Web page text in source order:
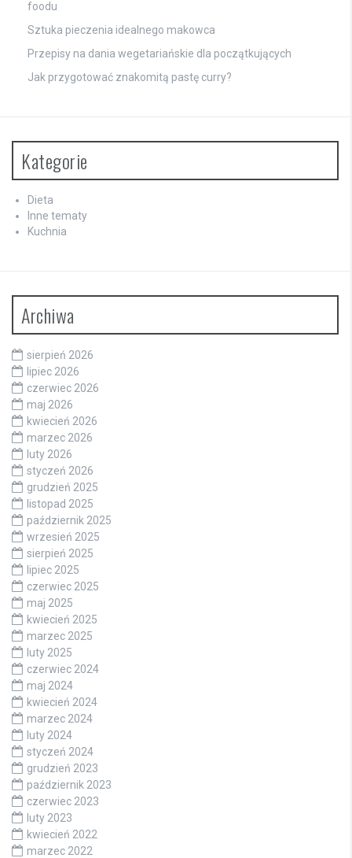
foodu
Sztuka pieczenia idealnego makowca
Przepisy na dania wegetariańskie dla początkujących
Jak przygotować znakomitą pastę curry?
Kategorie
Dieta
Inne tematy
Kuchnia
Archiwa
sierpień 2026
lipiec 2026
czerwiec 2026
maj 2026
kwiecień 2026
marzec 2026
luty 2026
styczeń 2026
grudzień 2025
listopad 2025
październik 2025
wrzesień 2025
sierpień 2025
lipiec 2025
czerwiec 2025
maj 2025
kwiecień 2025
marzec 2025
luty 2025
czerwiec 2024
maj 2024
kwiecień 2024
marzec 2024
luty 2024
styczeń 2024
grudzień 2023
październik 2023
czerwiec 2023
luty 2023
kwiecień 2022
marzec 2022